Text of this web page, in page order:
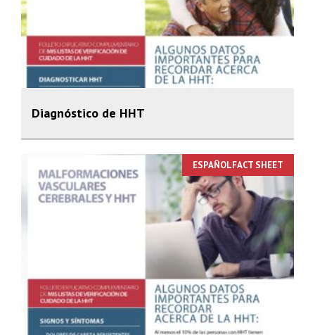
Diagnóstico de HHT
ESPAÑOLFACT SHEET